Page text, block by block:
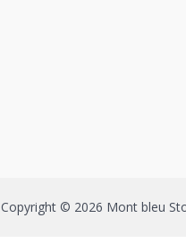
Copyright © 2026 Mont bleu